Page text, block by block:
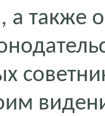
а также